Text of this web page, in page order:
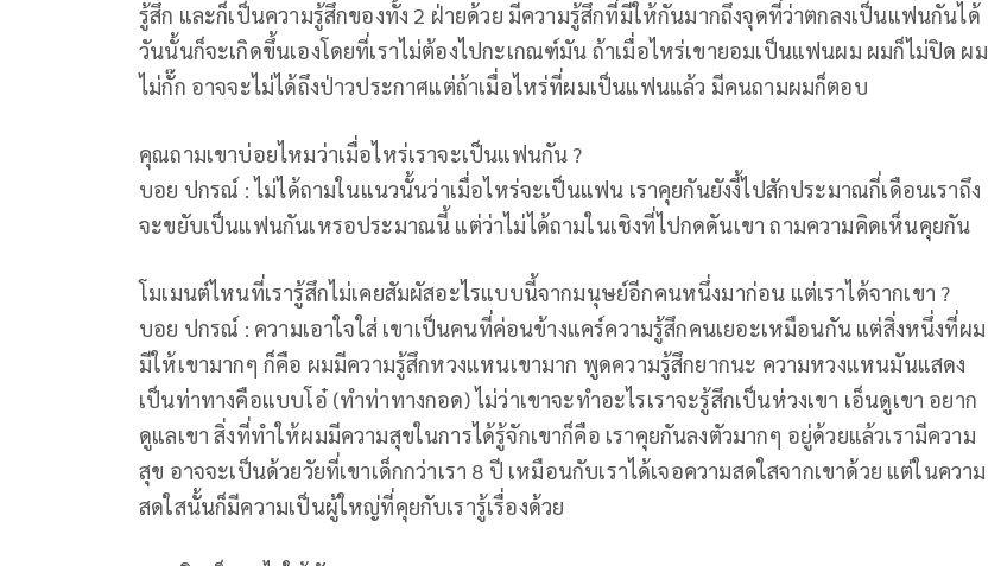
รู้สึก และก็เป็นความรู้สึกของทั้ง 2 ฝ่ายด้วย มีความรู้สึกที่มีให้กันมากถึงจุดที่ว่าตกลงเป็นแฟนกันได้
วันนั้นก็จะเกิดขึ้นเองโดยที่เราไม่ต้องไปกะเกณฑ์มัน ถ้าเมื่อไหร่เขายอมเป็นแฟนผม ผมก็ไม่ปิด ผม
ไม่กั๊ก อาจจะไม่ได้ถึงป่าวประกาศแต่ถ้าเมื่อไหร่ที่ผมเป็นแฟนแล้ว มีคนถามผมก็ตอบ
คุณถามเขาบ่อยไหมว่าเมื่อไหร่เราจะเป็นแฟนกัน ?
บอย ปกรณ์ : ไม่ได้ถามในแนวนั้นว่าเมื่อไหร่จะเป็นแฟน เราคุยกันยังงี้ไปสักประมาณกี่เดือนเราถึง
จะขยับเป็นแฟนกันเหรอประมาณนี้ แต่ว่าไม่ได้ถามในเชิงที่ไปกดดันเขา ถามความคิดเห็นคุยกัน
โมเมนต์ไหนที่เรารู้สึกไม่เคยสัมผัสอะไรแบบนี้จากมนุษย์อีกคนหนึ่งมาก่อน แต่เราได้จากเขา ?
บอย ปกรณ์ : ความเอาใจใส่ เขาเป็นคนที่ค่อนข้างแคร์ความรู้สึกคนเยอะเหมือนกัน แต่สิ่งหนึ่งที่ผม
มีให้เขามากๆ ก็คือ ผมมีความรู้สึกหวงแหนเขามาก พูดความรู้สึกยากนะ ความหวงแหนมันแสดง
เป็นท่าทางคือแบบโอ๋ (ทำท่าทางกอด) ไม่ว่าเขาจะทำอะไรเราจะรู้สึกเป็นห่วงเขา เอ็นดูเขา อยาก
ดูแลเขา สิ่งที่ทำให้ผมมีความสุขในการได้รู้จักเขาก็คือ เราคุยกันลงตัวมากๆ อยู่ด้วยแล้วเรามีความ
สุข อาจจะเป็นด้วยวัยที่เขาเด็กกว่าเรา 8 ปี เหมือนกับเราได้เจอความสดใสจากเขาด้วย แต่ในความ
สดใสนั้นก็มีความเป็นผู้ใหญ่ที่คุยกับเรารู้เรื่องด้วย